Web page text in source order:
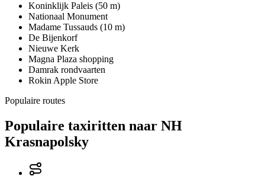
Koninklijk Paleis (50 m)
Nationaal Monument
Madame Tussauds (10 m)
De Bijenkorf
Nieuwe Kerk
Magna Plaza shopping
Damrak rondvaarten
Rokin Apple Store
Populaire routes
Populaire taxiritten naar NH
Krasnapolsky